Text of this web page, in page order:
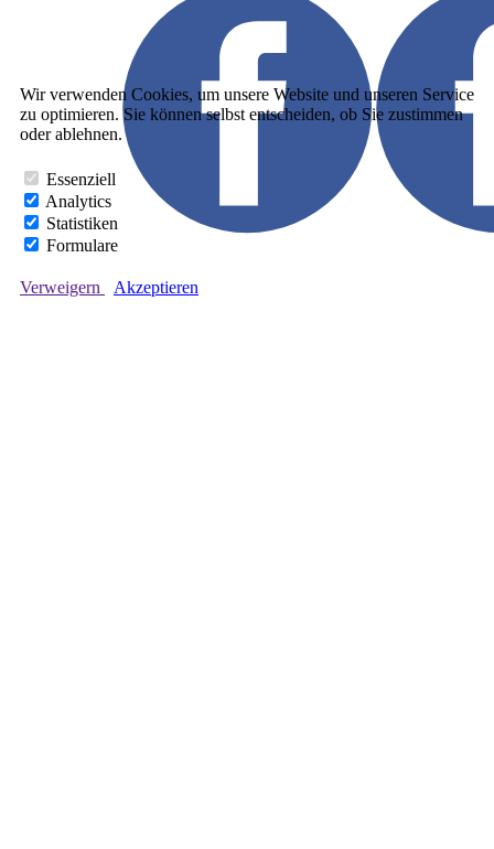
Wir verwenden Cookies, um unsere Website und unseren Service
zu optimieren. Sie können selbst entscheiden, ob Sie zustimmen
oder ablehnen.
Essenziell
Analytics
Statistiken
Formulare
Verweigern Akzeptieren